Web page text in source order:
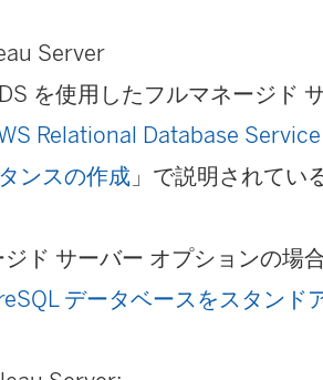
Server
を使用したフルマネージド
Relational Database
ンスの作成 」で説明されてい
ド サーバー オプションの場
データベースをスタンド